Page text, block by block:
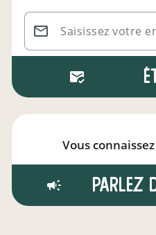
Saisissez votre
Vous
Parlez